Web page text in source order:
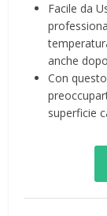
Facile da
anche
Con
superficie